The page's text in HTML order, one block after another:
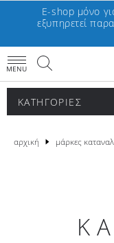
E-shop μόνο
εξυπηρετεί
MENU
ΚΑΤΗΓΟΡΙΕΣ
αρχική μάρκες